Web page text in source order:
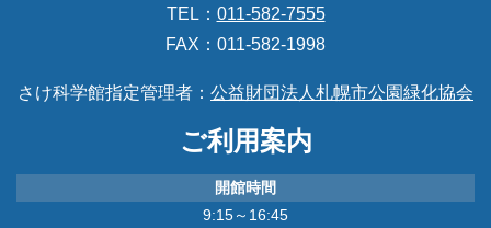
TEL： 011-582-7555
FAX：011-582-1998
さけ科学館指定管理者： 公益財団法人札幌市公園緑化協会
ご利用案内
開館時間
9:15～16:45